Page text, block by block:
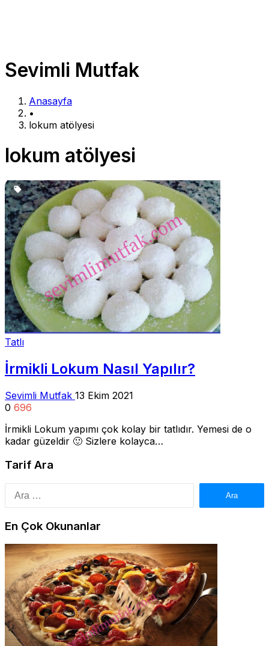
Sevimli Mutfak
Anasayfa
•
lokum atölyesi
lokum atölyesi
Tatlı
İrmikli Lokum Nasıl Yapılır?
Sevimli Mutfak 13 Ekim 2021
0 696
İrmikli Lokum yapımı çok kolay bir tatlıdır. Yemesi de o
kadar güzeldir 🙂 Sizlere kolayca…
Tarif Ara
En Çok Okunanlar